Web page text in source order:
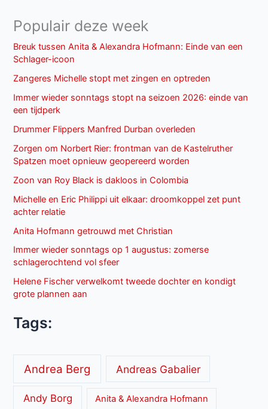
Populair deze week
Breuk tussen Anita & Alexandra Hofmann: Einde van een
Schlager-icoon
Zangeres Michelle stopt met zingen en optreden
Immer wieder sonntags stopt na seizoen 2026: einde van
een tijdperk
Drummer Flippers Manfred Durban overleden
Zorgen om Norbert Rier: frontman van de Kastelruther
Spatzen moet opnieuw geopereerd worden
Zoon van Roy Black is dakloos in Colombia
Michelle en Eric Philippi uit elkaar: droomkoppel zet punt
achter relatie
Anita Hofmann getrouwd met Christian
Immer wieder sonntags op 1 augustus: zomerse
schlagerochtend vol sfeer
Helene Fischer verwelkomt tweede dochter en kondigt
grote plannen aan
Tags:
Andrea Berg Andreas Gabalier
Andy Borg Anita & Alexandra Hofmann